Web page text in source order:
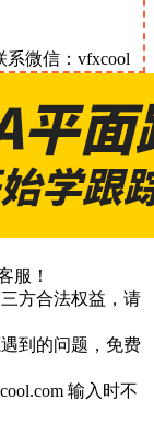
微信：vfxcool
服！
方合法权益，请
到的问题，免费
输入时不